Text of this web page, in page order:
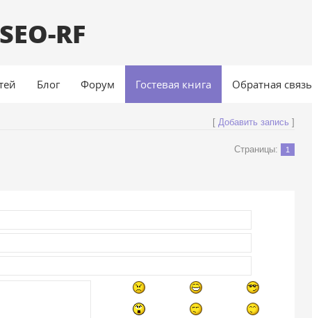
RF
Блог Форум Гостевая книга Обратная связь
[ Добавить запись ]
Страницы: 1